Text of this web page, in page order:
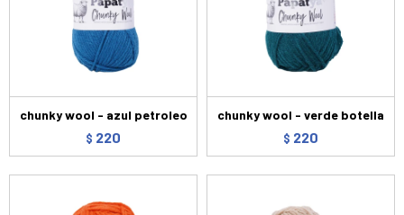
chunky wool - azul petroleo
$ 220
chunky wool - verde botella
$ 220